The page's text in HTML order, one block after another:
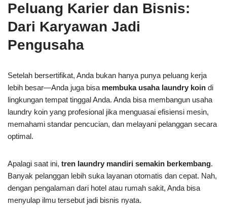
Peluang Karier dan Bisnis:
Dari Karyawan Jadi
Pengusaha
Setelah bersertifikat, Anda bukan hanya punya peluang kerja
lebih besar—Anda juga bisa membuka usaha laundry koin di
lingkungan tempat tinggal Anda. Anda bisa membangun usaha
laundry koin yang profesional jika menguasai efisiensi mesin,
memahami standar pencucian, dan melayani pelanggan secara
optimal.
Apalagi saat ini, tren laundry mandiri semakin berkembang.
Banyak pelanggan lebih suka layanan otomatis dan cepat. Nah,
dengan pengalaman dari hotel atau rumah sakit, Anda bisa
menyulap ilmu tersebut jadi bisnis nyata.